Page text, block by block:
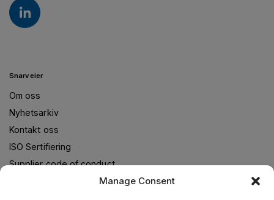
Manage Consent
Snarveier
Om oss
Nyhetsarkiv
Kontakt oss
ISO Sertifiering
Supplier code of conduct